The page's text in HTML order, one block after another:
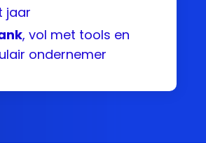
jaar
, vol met tools en
ondernemer